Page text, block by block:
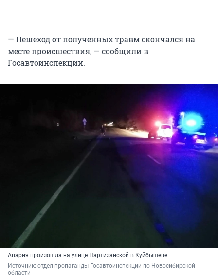
— Пешеход от полученных травм скончался на
месте происшествия, — сообщили в
Госавтоинспекции.
Авария произошла на улице Партизанской в Куйбышеве
Источник: отдел пропаганды Госавтоинспекции по Новосибирской
области